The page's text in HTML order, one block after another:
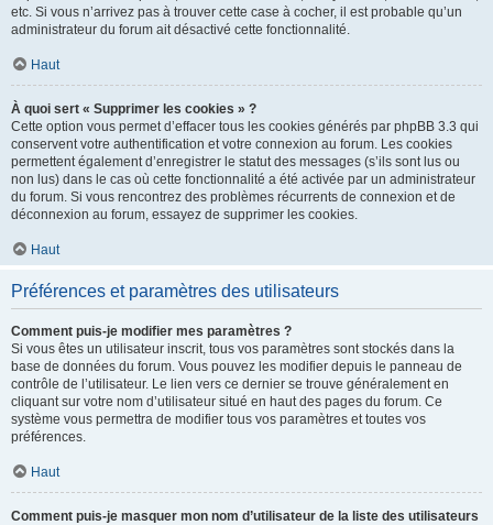
etc. Si vous n’arrivez pas à trouver cette case à cocher, il est probable qu’un
administrateur du forum ait désactivé cette fonctionnalité.
Haut
À quoi sert « Supprimer les cookies » ?
Cette option vous permet d’effacer tous les cookies générés par phpBB 3.3 qui
conservent votre authentification et votre connexion au forum. Les cookies
permettent également d’enregistrer le statut des messages (s’ils sont lus ou
non lus) dans le cas où cette fonctionnalité a été activée par un administrateur
du forum. Si vous rencontrez des problèmes récurrents de connexion et de
déconnexion au forum, essayez de supprimer les cookies.
Haut
Préférences et paramètres des utilisateurs
Comment puis-je modifier mes paramètres ?
Si vous êtes un utilisateur inscrit, tous vos paramètres sont stockés dans la
base de données du forum. Vous pouvez les modifier depuis le panneau de
contrôle de l’utilisateur. Le lien vers ce dernier se trouve généralement en
cliquant sur votre nom d’utilisateur situé en haut des pages du forum. Ce
système vous permettra de modifier tous vos paramètres et toutes vos
préférences.
Haut
Comment puis-je masquer mon nom d’utilisateur de la liste des utilisateurs